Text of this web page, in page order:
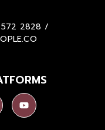
2828 /